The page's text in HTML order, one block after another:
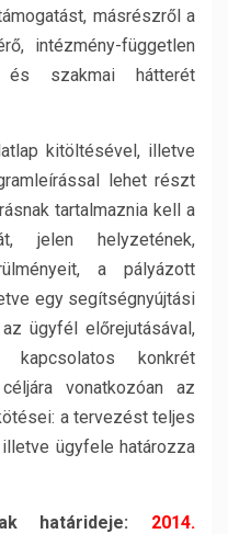
másrészről a
intézmény-független
és szakmai hátterét
kitöltésével, illetve
lehet részt
tartalmaznia kell a
jelen helyzetének,
a pályázott
egy segítségnyújtási
ügyfél előrejutásával,
kapcsolatos konkrét
vonatkozóan az
a tervezést teljes
ügyfele határozza
határideje: 2014.